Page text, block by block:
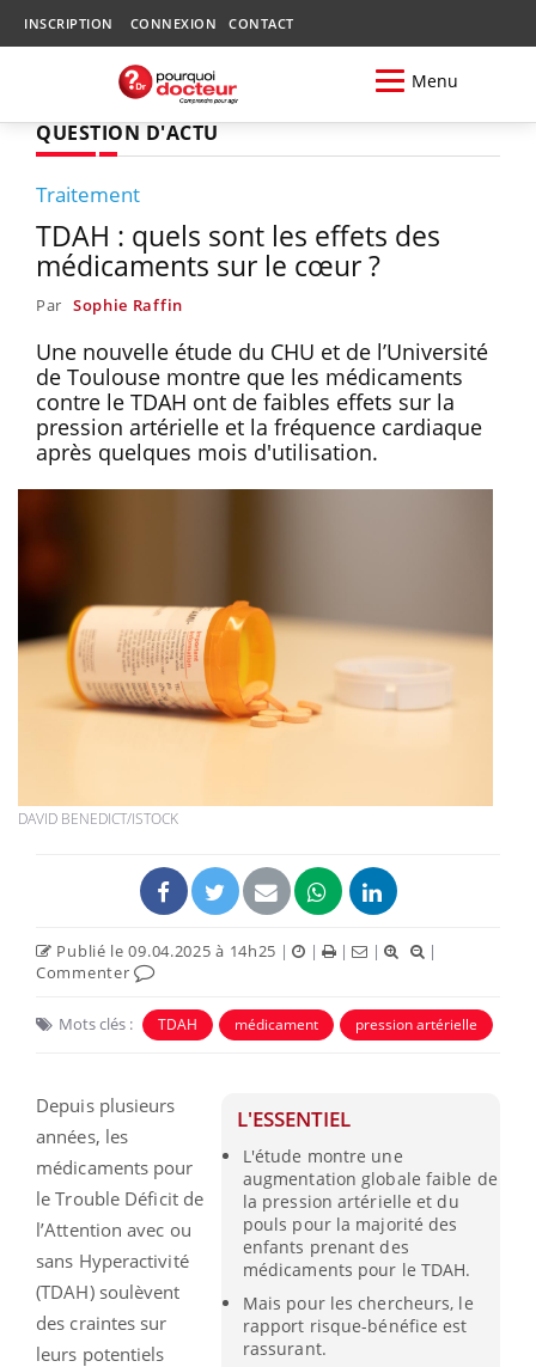
INSCRIPTION CONNEXION CONTACT
Menu
QUESTION D'ACTU
Traitement
TDAH : quels sont les effets des
médicaments sur le cœur ?
Par Sophie Raffin
Une nouvelle étude du CHU et de l’Université
de Toulouse montre que les médicaments
contre le TDAH ont de faibles effets sur la
pression artérielle et la fréquence cardiaque
après quelques mois d'utilisation.
DAVID BENEDICT/ISTOCK
Publié le 09.04.2025 à 14h25 | | | |
|
Commenter
Mots clés : TDAH médicament pression artérielle
L'ESSENTIEL
L'étude montre une
augmentation globale faible de
la pression artérielle et du
pouls pour la majorité des
enfants prenant des
médicaments pour le TDAH.
Mais pour les chercheurs, le
rapport risque-bénéfice est
rassurant.
Depuis plusieurs
années, les
médicaments pour
le Trouble Déficit de
l’Attention avec ou
sans Hyperactivité
(TDAH) soulèvent
des craintes sur
leurs potentiels